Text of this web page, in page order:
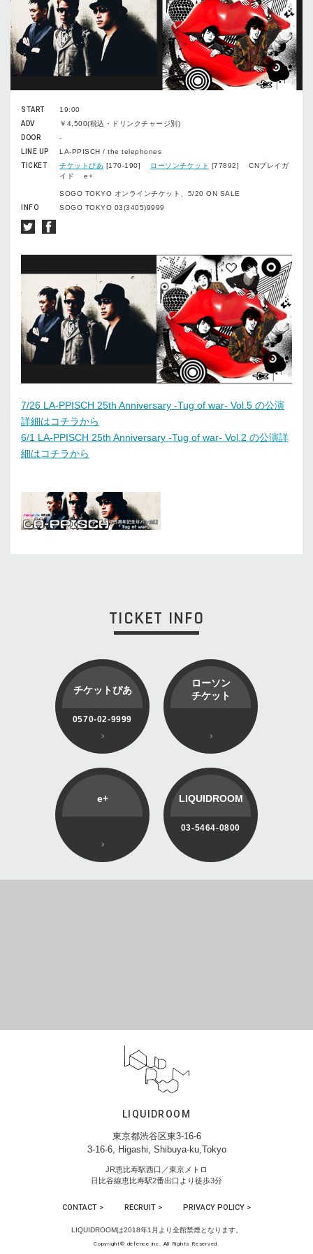
START
19:00
ADV
￥4,500(税込・ドリンクチャージ別)
DOOR
-
LINE UP
LA-PPISCH / the telephones
TICKET
チケットぴあ [170-190] ローソンチケット [77892] CNプレイガ
イド e+
SOGO TOKYO オンラインチケット、5/20 ON SALE
INFO
SOGO TOKYO 03(3405)9999
7/26 LA-PPISCH 25th Anniversary -Tug of war- Vol.5 の公演
詳細はコチラから
6/1 LA-PPISCH 25th Anniversary -Tug of war- Vol.2 の公演詳
細はコチラから
TICKET INFO
チケットぴあ
0570-02-9999
ローソン
チケット
e+ LIQUIDROOM
03-5464-0800
LIQUIDROOM
東京都渋谷区東3-16-6
3-16-6, Higashi, Shibuya-ku,Tokyo
JR恵比寿駅西口／東京メトロ
日比谷線恵比寿駅2番出口より徒歩3分
CONTACT > RECRUIT > PRIVACY POLICY >
LIQUIDROOMは2018年1月より全館禁煙となります。
Copyright© defence inc. All Rights Reserved.